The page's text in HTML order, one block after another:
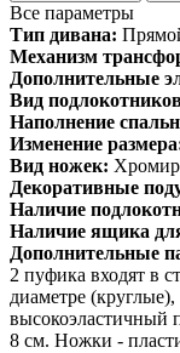
Все параметры
Тип дивана:
Механизм
Дополнительные
Вид
Наполнение
Изменение
Вид ножек:
Декоративные
Наличие
Наличие ящика
Дополнительные
2 пуфика входят в
диаметре
высокоэластичный
8 см. Ножки -